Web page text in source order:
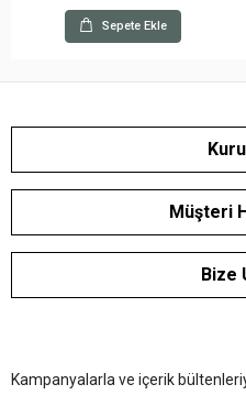
Sepete Ekle
Müşteri
Bize
Kampanyalarla ve içerik